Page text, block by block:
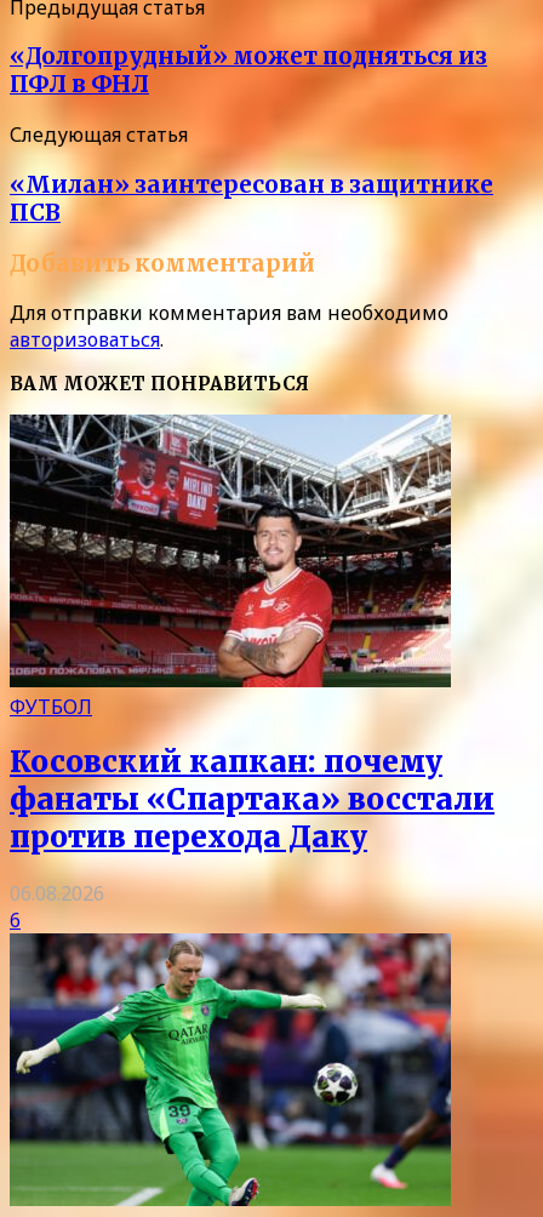
Предыдущая статья
«Долгопрудный» может подняться из
ПФЛ в ФНЛ
Следующая статья
«Милан» заинтересован в защитнике
ПСВ
Добавить комментарий
Для отправки комментария вам необходимо
авторизоваться.
ВАМ МОЖЕТ ПОНРАВИТЬСЯ
ФУТБОЛ
Косовский капкан: почему
фанаты «Спартака» восстали
против перехода Даку
06.08.2026
6